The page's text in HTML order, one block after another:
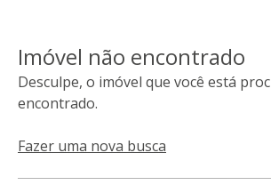
Imóvel não encontrado
Desculpe, o imóvel que você está
encontrado.
Fazer uma nova busca